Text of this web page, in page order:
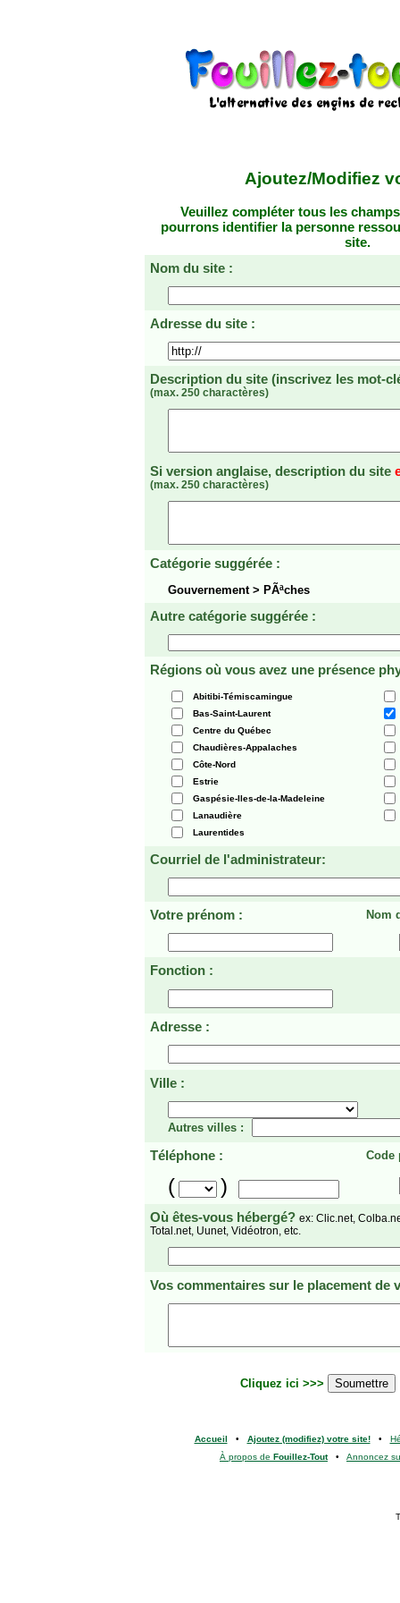
Ajoutez/Modifiez
Veuillez compléter tous les
pourrons identifier la personne
site.
Nom du site :
Adresse du site :
Description du site (inscrivez les mot-
(max. 250 charactères)
Si version anglaise, description du site
(max. 250 charactères)
Catégorie suggérée :
Gouvernement > PÃªches
Autre catégorie suggérée :
Régions où vous avez une présence
Abitibi-Témiscamingue
Bas-Saint-Laurent
Centre du Québec
Chaudières-Appalaches
Côte-Nord
Estrie
Gaspésie-Iles-de-la-Madeleine
Lanaudière
Laurentides
Courriel de l'administrateur:
Votre prénom : Nom
Fonction :
Adresse :
Ville :
Autres villes :
Téléphone : Code
( )
Où êtes-vous hébergé? ex: Clic.net,
Total.net, Uunet, Vidéotron, etc.
Vos commentaires sur le placement de
Cliquez ici >>>
Accueil • Ajoutez (modifiez) votre site!•
À propos de Fouillez-Tout• Annoncez